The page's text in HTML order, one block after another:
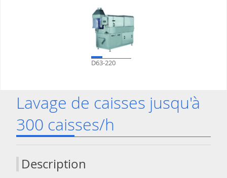
D63-220
Lavage de caisses jusqu'à
300 caisses/h
Description